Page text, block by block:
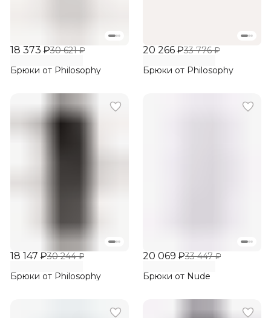
18 373 ₽30 621 ₽
Брюки от Philosophy
20 266 ₽33 776 ₽
Брюки от Philosophy
18 147 ₽30 244 ₽
Брюки от Philosophy
20 069 ₽33 447 ₽
Брюки от Nude